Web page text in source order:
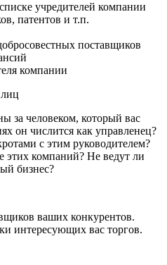
учредителей компании
патентов и т.п.
поставщиков
компании
за человеком, который вас
он числится как управленец?
с этим руководителем?
этих компаний? Не ведут ли
бизнес?
ваших конкурентов.
интересующих вас торгов.